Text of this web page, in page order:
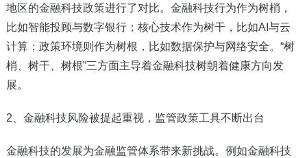
地区的金融科技政策进行了对比。金融科技行为作为树梢，
比如智能投顾与数字银行；核心技术作为树干，比如AI与云
计算；政策环境则作为树根，比如数据保护与网络安全。“树
梢、树干、树根”三方面主导着金融科技树朝着健康方向发
展。
2 、金融科技风险被提起重视，监管政策工具不断出台
金融科技的发展为金融监管体系带来新挑战。例如金融科技